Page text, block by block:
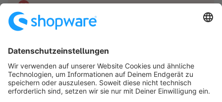
Technische Probleme